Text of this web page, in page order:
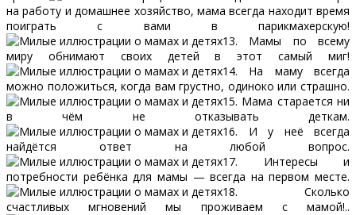
на работу и домашнее хозяйство, мама всегда находит время
поиграть с вами в парикмахерскую!
13. Мамы по всему
миру обнимают своих детей в этот самый миг!
14. На маму всегда
можно положиться, когда вам грустно, одиноко или страшно.
15. Мама старается ни
в чём не отказывать деткам.
16. И у неё всегда
найдётся ответ на любой вопрос.
17. Интересы и
потребности ребёнка для мамы — всегда на первом месте.
18. Сколько
счастливых мгновений мы проживаем с мамой!..